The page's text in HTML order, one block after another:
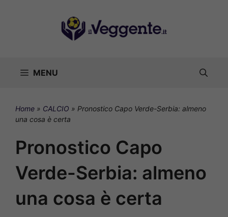
MENU
Home » CALCIO » Pronostico Capo Verde-Serbia: almeno
una cosa è certa
Pronostico Capo
Verde-Serbia: almeno
una cosa è certa